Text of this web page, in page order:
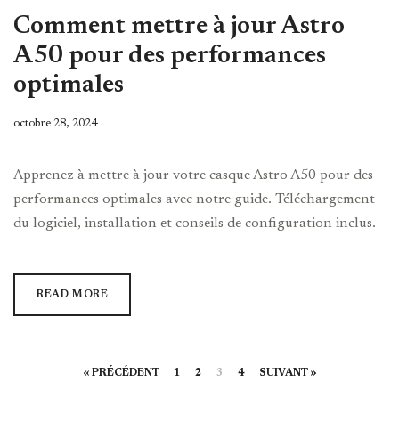
Comment mettre à jour Astro
A50 pour des performances
optimales
octobre 28, 2024
Apprenez à mettre à jour votre casque Astro A50 pour des
performances optimales avec notre guide. Téléchargement
du logiciel, installation et conseils de configuration inclus.
READ MORE
« PRÉCÉDENT 1 2 3 4 SUIVANT »